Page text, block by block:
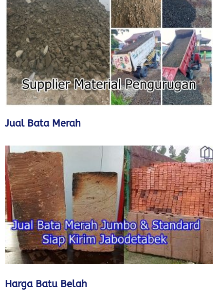
Jual Bata Merah
Harga Batu Belah